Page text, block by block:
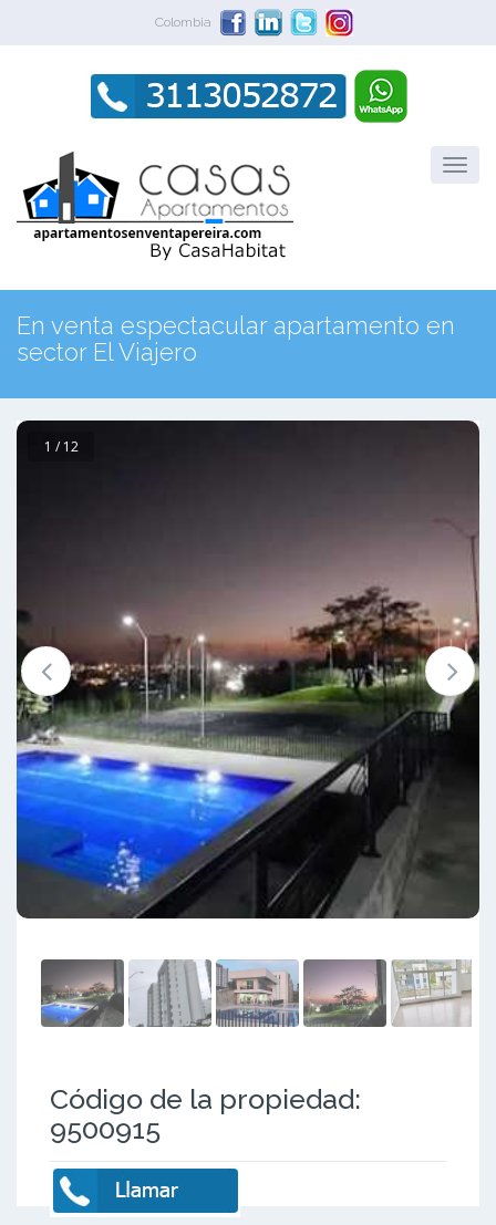
Colombia
En venta espectacular apartamento en
sector El Viajero
1 / 12
Código de la propiedad:
9500915